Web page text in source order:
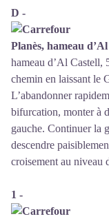
D -
Planès, hameau
hameau d’Al Castell,
chemin en laissant le
L’abandonner
bifurcation, monter à
gauche. Continuer la
descendre
croisement au niveau
1 -